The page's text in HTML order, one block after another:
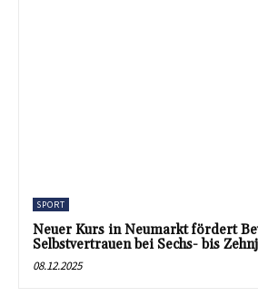
SPORT
Neuer Kurs in Neumarkt fördert
Selbstvertrauen bei Sechs- bis
08.12.2025